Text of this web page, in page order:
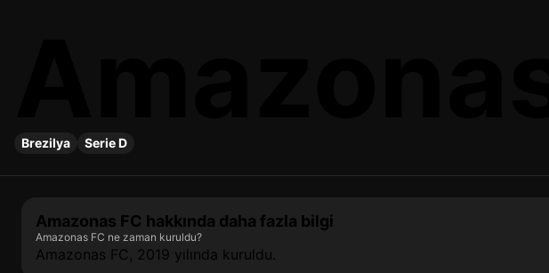
Brezilya Serie D
Amazonas FC hakkında daha fazla bilgi
Amazonas FC ne zaman kuruldu?
Amazonas FC, 2019 yılında kuruldu.